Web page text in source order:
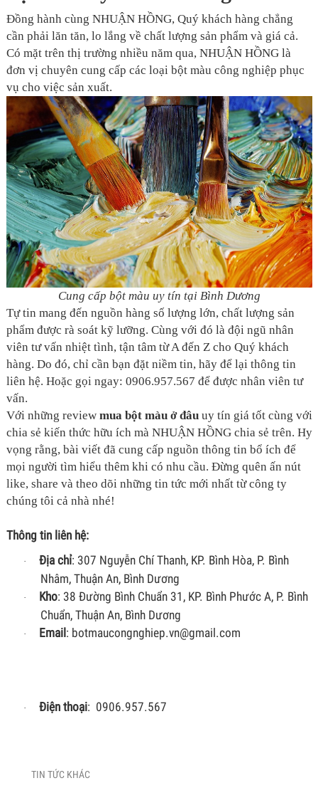
Đồng hành cùng NHUẬN HỒNG, Quý khách hàng chẳng
cần phải lăn tăn, lo lắng về chất lượng sản phẩm và giá cả.
Có mặt trên thị trường nhiều năm qua, NHUẬN HỒNG là
đơn vị chuyên cung cấp các loại bột màu công nghiệp phục
vụ cho việc sản xuất.
Cung cấp bột màu uy tín tại Bình Dương
Tự tin mang đến nguồn hàng số lượng lớn, chất lượng sản
phẩm được rà soát kỹ lưỡng. Cùng với đó là đội ngũ nhân
viên tư vấn nhiệt tình, tận tâm từ A đến Z cho Quý khách
hàng. Do đó, chỉ cần bạn đặt niềm tin, hãy để lại thông tin
liên hệ. Hoặc gọi ngay: 0906.957.567 để được nhân viên tư
vấn.
Với những review mua bột màu ở đâu uy tín giá tốt cùng với
chia sẻ kiến thức hữu ích mà NHUẬN HỒNG chia sẻ trên. Hy
vọng rằng, bài viết đã cung cấp nguồn thông tin bổ ích để
mọi người tìm hiểu thêm khi có nhu cầu. Đừng quên ấn nút
like, share và theo dõi những tin tức mới nhất từ công ty
chúng tôi cả nhà nhé!
Thông tin liên hệ:
· Địa chỉ: 307 Nguyễn Chí Thanh, KP. Bình Hòa, P. Bình
Nhâm, Thuận An, Bình Dương
· Kho: 38 Đường Bình Chuẩn 31, KP. Bình Phước A, P. Bình
Chuẩn, Thuận An, Bình Dương
· Email : botmaucongnghiep.vn@gmail.com
· Điện thoại: 0906.957.567
TIN TỨC KHÁC